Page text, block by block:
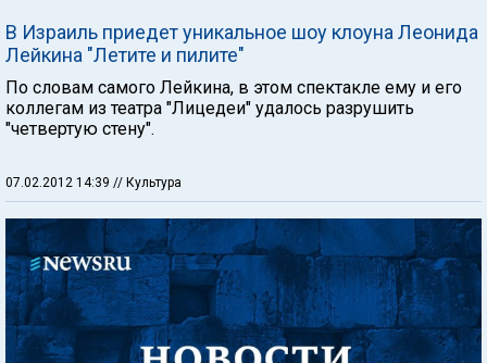
В Израиль приедет уникальное шоу клоуна Леонида
Лейкина "Летите и пилите"
По словам самого Лейкина, в этом спектакле ему и его
коллегам из театра "Лицедеи" удалось разрушить
"четвертую стену".
07.02.2012 14:39 // Культура